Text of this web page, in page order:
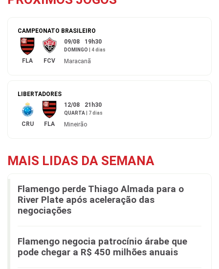
CAMPEONATO BRASILEIRO
FLA FCV
09/08 19h30
DOMINGO 4 dias
Maracanã
LIBERTADORES
CRU FLA
12/08 21h30
QUARTA 7 dias
Mineirão
MAIS LIDAS DA SEMANA
Flamengo perde Thiago Almada para o
River Plate após aceleração das
negociações
Flamengo negocia patrocínio árabe que
pode chegar a R$ 450 milhões anuais